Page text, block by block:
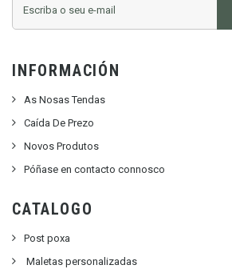
INFORMACIÓN
As Nosas Tendas
Caída De Prezo
Novos Produtos
Póñase en contacto connosco
CATALOGO
Post poxa
Maletas personalizadas